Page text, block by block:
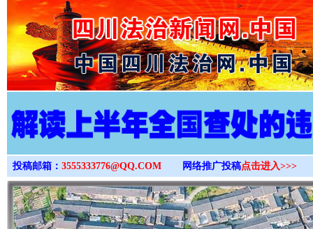
>
投稿邮箱： 3555333776@QQ.COM 网络推广投稿点击进入>>>